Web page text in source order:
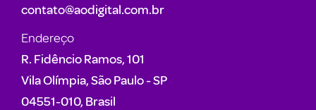
contato@aodigital.com.br
Endereço
R. Fidêncio Ramos, 101
Vila Olímpia, São Paulo - SP
04551-010, Brasil